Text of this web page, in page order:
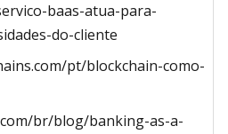
baas-atua-para-
do-cliente
pt/blockchain-como-
br/blog/banking-as-a-